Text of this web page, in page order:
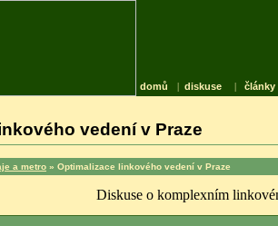
domů | diskuse | články
vedení v Praze
a metro » Optimalizace linkového vedení v Praze
Diskuse o komplexním